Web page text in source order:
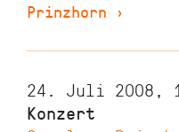
Prinzhorn ›
24. Juli 2008,
Konzert